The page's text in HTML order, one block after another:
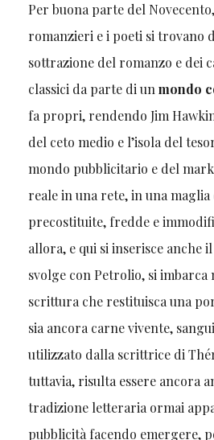
Per buona parte del
romanzieri e i poeti si trovano
sottrazione del romanzo e dei
classici da parte di unmondo
fa propri, rendendo Jim
del ceto medio e l’isola del
mondo pubblicitario e del
reale in una rete, in una
precostituite, fredde e
allora, e qui si inserisce anche
svolge con Petrolio, si
scrittura che restituisca una
sia ancora carne vivente,
utilizzato dalla scrittrice di
tuttavia, risulta essere ancora
tradizione letteraria ormai
pubblicità facendo emergere,